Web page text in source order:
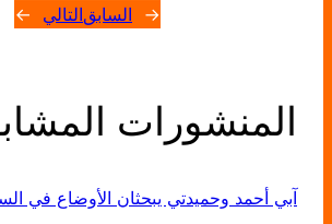
← السابقالتالي →
المنشورات
آبي أحمد وحميدتي يبحثان الأوضاع في